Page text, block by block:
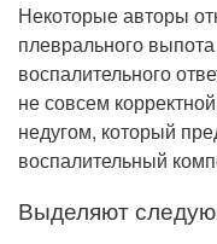
Некоторые авторы
плеврального
воспалительного
не совсем
недугом, который
воспалительный
Выделяют